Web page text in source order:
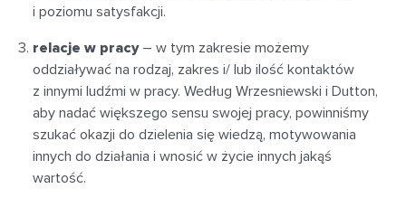
i poziomu satysfakcji.
relacje w pracy– w tym zakresie możemy
oddziaływać na rodzaj, zakres i/ lub ilość kontaktów
z innymi ludźmi w pracy. Według Wrzesniewski i Dutton,
aby nadać większego sensu swojej pracy, powinniśmy
szukać okazji do dzielenia się wiedzą, motywowania
innych do działania i wnosić w życie innych jakąś
wartość.